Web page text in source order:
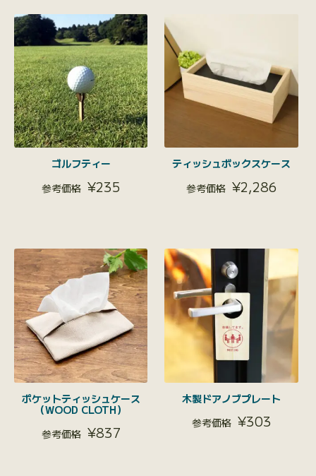
ゴルフティー
¥235
ティッシュボックスケース
¥2,286
ポケットティッシュケース
（WOOD CLOTH）
¥837
木製ドアノブプレート
¥303